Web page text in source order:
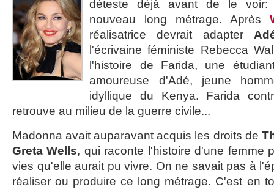
déteste déjà avant de le voir:
nouveau long métrage. Après
réalisatrice devrait adapter
l'écrivaine féministe Rebecca
l'histoire de Farida, une
amoureuse d'Adé, jeune
idyllique du Kenya. Farida
retrouve au milieu de la guerre civile...
Madonna avait auparavant acquis les droits de
Greta Wells, qui raconte l'histoire d'une femme
vies qu'elle aurait pu vivre. On ne savait pas à
réaliser ou produire ce long métrage. C'est en